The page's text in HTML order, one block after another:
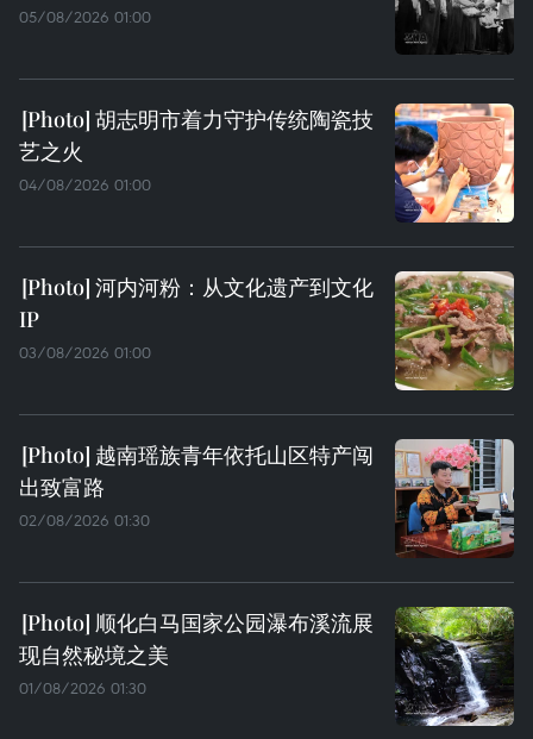
05/08/2026 01:00
胡志明市着力守护传统陶瓷技
艺之火
04/08/2026 01:00
河内河粉：从文化遗产到文化
IP
03/08/2026 01:00
越南瑶族青年依托山区特产闯
出致富路
02/08/2026 01:30
顺化白马国家公园瀑布溪流展
现自然秘境之美
01/08/2026 01:30